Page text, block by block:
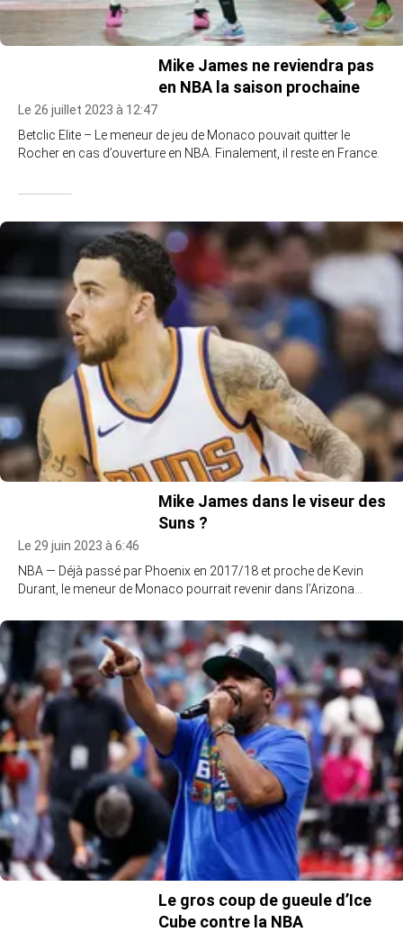
Mike James ne reviendra pas
en NBA la saison prochaine
Le 26 juillet 2023 à 12:47
Betclic Elite – Le meneur de jeu de Monaco pouvait quitter le
Rocher en cas d’ouverture en NBA. Finalement, il reste en France.
Mike James dans le viseur des
Suns ?
Le 29 juin 2023 à 6:46
NBA — Déjà passé par Phoenix en 2017/18 et proche de Kevin
Durant, le meneur de Monaco pourrait revenir dans l’Arizona…
Le gros coup de gueule d’Ice
Cube contre la NBA